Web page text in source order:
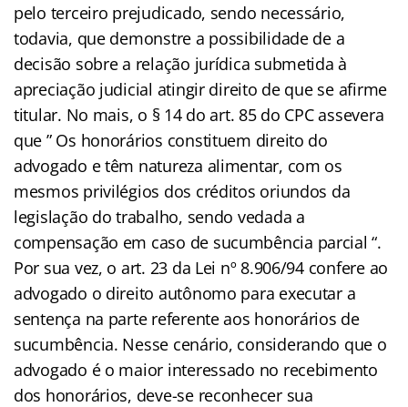
pelo terceiro prejudicado, sendo necessário,
todavia, que demonstre a possibilidade de a
decisão sobre a relação jurídica submetida à
apreciação judicial atingir direito de que se afirme
titular. No mais, o § 14 do art. 85 do CPC assevera
que ” Os honorários constituem direito do
advogado e têm natureza alimentar, com os
mesmos privilégios dos créditos oriundos da
legislação do trabalho, sendo vedada a
compensação em caso de sucumbência parcial “.
Por sua vez, o art. 23 da Lei nº 8.906/94 confere ao
advogado o direito autônomo para executar a
sentença na parte referente aos honorários de
sucumbência. Nesse cenário, considerando que o
advogado é o maior interessado no recebimento
dos honorários, deve-se reconhecer sua